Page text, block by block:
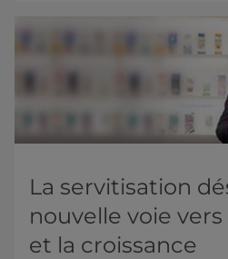
La servitisation
nouvelle voie
et la croissance